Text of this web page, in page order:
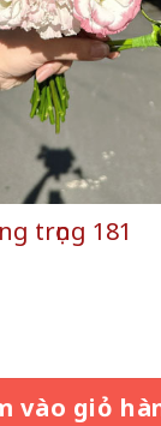
trọng 181
181 số lượng
vào giỏ